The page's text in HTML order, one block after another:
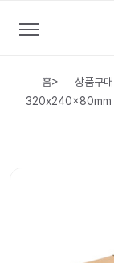
홈> 상품구매
320x240x80mm